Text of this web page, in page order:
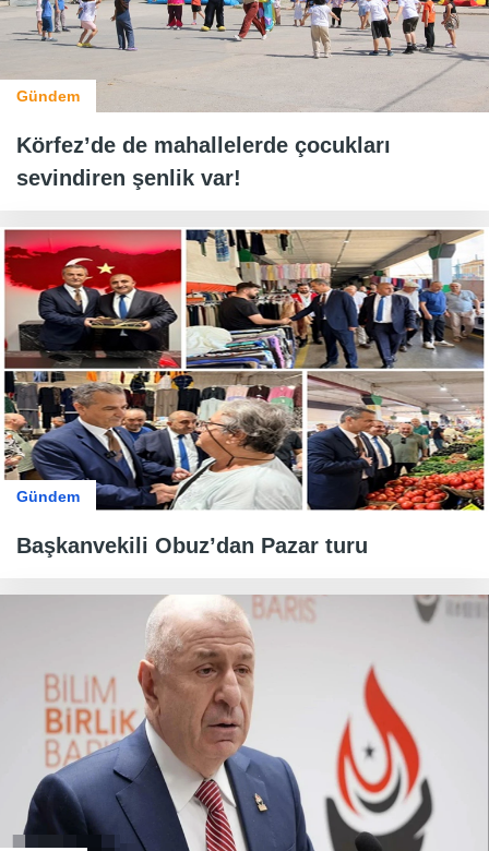
Gündem
Körfez’de de mahallelerde çocukları
sevindiren şenlik var!
Gündem
Başkanvekili Obuz’dan Pazar turu